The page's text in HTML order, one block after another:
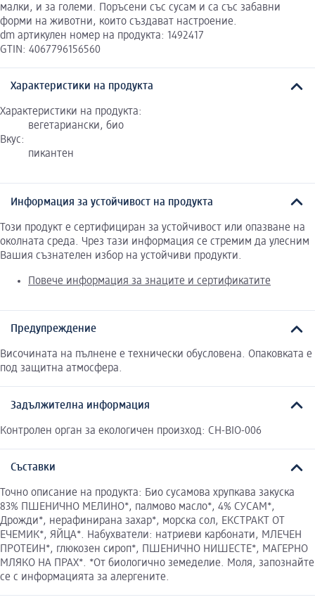
малки, и за големи. Поръсени със сусам и са със забавни
форми на животни, които създават настроение.
dm артикулен номер на продукта: 1492417
GTIN: 4067796156560
Характеристики на продукта
Характеристики на продукта:
вегетариански, био
Вкус:
пикантен
Информация за устойчивост на продукта
Този продукт е сертифициран за устойчивост или опазване на
околната среда. Чрез тази информация се стремим да улесним
Вашия съзнателен избор на устойчиви продукти.
Повече информация за знаците и сертификатите
Предупреждение
Височината на пълнене е технически обусловена. Опаковката е
под защитна атмосфера.
Задължителна информация
Контролен орган за екологичен произход: CH-BIO-006
Съставки
Точно описание на продукта: Био сусамова хрупкава закуска
83% ПШЕНИЧНО МЕЛИНО*, палмово масло*, 4% СУСАМ*,
Дрожди*, нерафинирана захар*, морска сол, ЕКСТРАКТ ОТ
ЕЧЕМИК*, ЯЙЦА*. Набухватели: натриеви карбонати, МЛЕЧЕН
ПРОТЕИН*, глюкозен сироп*, ПШЕНИЧНО НИШЕСТЕ*, МАГЕРНО
МЛЯКО НА ПРАХ*. *От биологично земеделие. Моля, запознайте
се с информацията за алергените.